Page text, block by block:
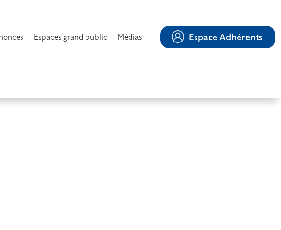
Espaces grand public Médias Espace Adhérents